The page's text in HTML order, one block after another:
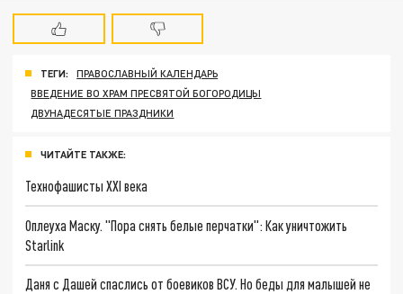
ТЕГИ:
ПРАВОСЛАВНЫЙ КАЛЕНДАРЬ
ВВЕДЕНИЕ ВО ХРАМ ПРЕСВЯТОЙ БОГОРОДИЦЫ
ДВУНАДЕСЯТЫЕ ПРАЗДНИКИ
ЧИТАЙТЕ ТАКЖЕ:
Технофашисты XXI века
Оплеуха Маску. "Пора снять белые перчатки": Как уничтожить
Starlink
Даня с Дашей спаслись от боевиков ВСУ. Но беды для малышей не